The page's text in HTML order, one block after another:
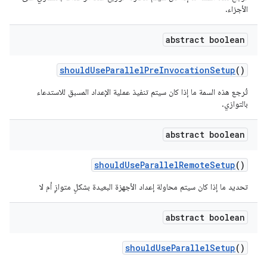
الأجزاء.
abstract boolean
shouldUseParallelPreInvocationSetup()
تُرجع هذه السمة ما إذا كان سيتم تنفيذ عملية الإعداد المسبق للاستدعاء
بالتوازي.
abstract boolean
shouldUseParallelRemoteSetup()
تحديد ما إذا كان سيتم محاولة إعداد الأجهزة البعيدة بشكلٍ متوازٍ أم لا
abstract boolean
shouldUseParallelSetup()